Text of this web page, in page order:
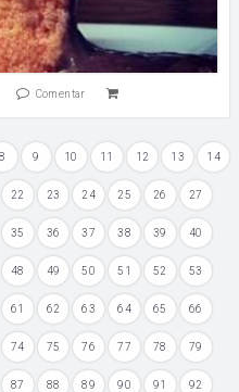
Comentar
8 9 10 11 12 13 14
22 23 24 25 26 27
35 36 37 38 39 40
48 49 50 51 52 53
61 62 63 64 65 66
74 75 76 77 78 79
87 88 89 90 91 92